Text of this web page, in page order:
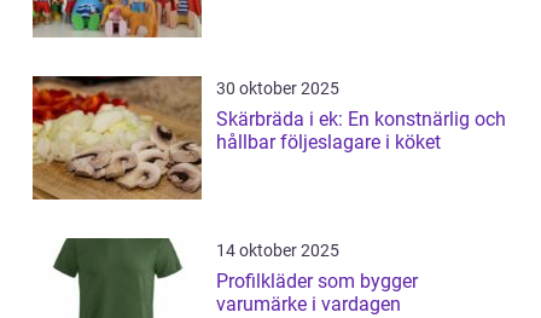
30 oktober 2025
Skärbräda i ek: En konstnärlig och
hållbar följeslagare i köket
14 oktober 2025
Profilkläder som bygger
varumärke i vardagen